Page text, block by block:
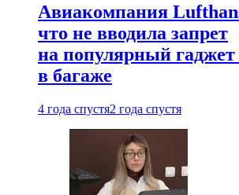
Авиакомпания
что не вводила запрет
на популярный
в багаже
4 года спустя2 года спустя